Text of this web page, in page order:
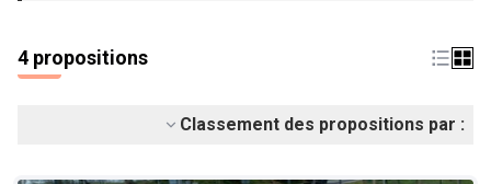
4 propositions
Classement des propositions par :